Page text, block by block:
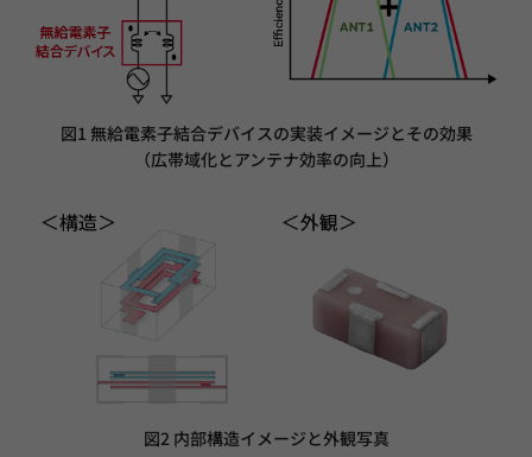
図1 無給電素子結合デバイスの実装イメージとその効果
（広帯域化とアンテナ効率の向上）
図2 内部構造イメージと外観写真